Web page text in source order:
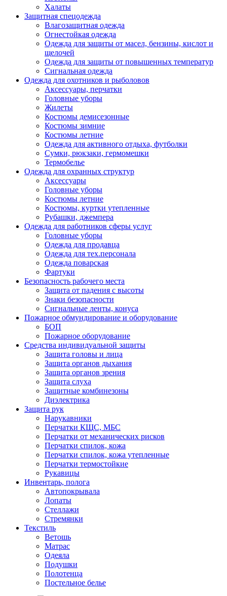
Халаты
Защитная спецодежда
Влагозащитная одежда
Огнестойкая одежда
Одежда для защиты от масел, бензины, кислот и
щелочей
Одежда для защиты от повышенных температур
Сигнальная одежда
Одежда для охотников и рыболовов
Аксессуары, перчатки
Головные уборы
Жилеты
Костюмы демисезонные
Костюмы зимние
Костюмы летние
Одежда для активного отдыха, футболки
Сумки, рюкзаки, гермомешки
Термобелье
Одежда для охранных структур
Аксессуары
Головные уборы
Костюмы летние
Костюмы, куртки утепленные
Рубашки, джемпера
Одежда для работников сферы услуг
Головные уборы
Одежда для продавца
Одежда для тех.персонала
Одежда поварская
Фартуки
Безопасность рабочего места
Защита от падения с высоты
Знаки безопасности
Сигнальные ленты, конуса
Пожарное обмундирование и оборудование
БОП
Пожарное оборудование
Средства индивидуальной защиты
Защита головы и лица
Защита органов дыхания
Защита органов зрения
Защита слуха
Защитные комбинезоны
Диэлектрика
Защита рук
Нарукавники
Перчатки КЩС, МБС
Перчатки от механических рисков
Перчатки спилок, кожа
Перчатки спилок, кожа утепленные
Перчатки термостойкие
Рукавицы
Инвентарь, полога
Автопокрывала
Лопаты
Стеллажи
Стремянки
Текстиль
Ветошь
Матрас
Одеяла
Подушки
Полотенца
Постельное белье